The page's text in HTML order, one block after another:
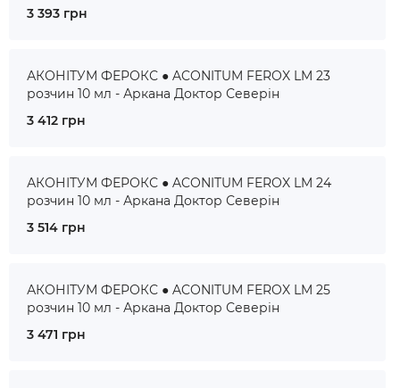
3 393 грн
АКОНІТУМ ФЕРОКС ● ACONITUM FEROX LM 23
розчин 10 мл - Аркана Доктор Северін
3 412 грн
АКОНІТУМ ФЕРОКС ● ACONITUM FEROX LM 24
розчин 10 мл - Аркана Доктор Северін
3 514 грн
АКОНІТУМ ФЕРОКС ● ACONITUM FEROX LM 25
розчин 10 мл - Аркана Доктор Северін
3 471 грн